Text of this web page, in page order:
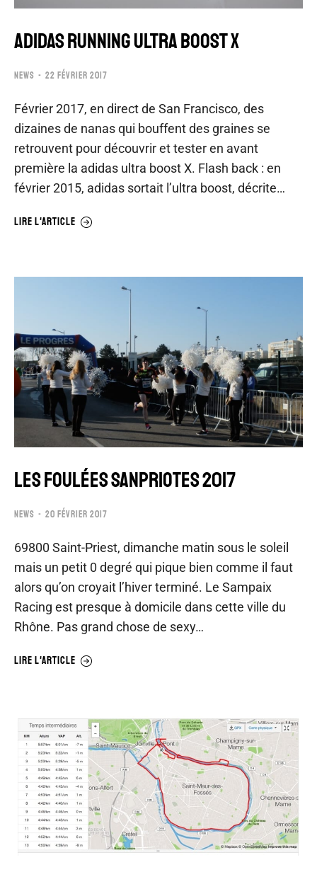
ADIDAS RUNNING ULTRA BOOST X
NEWS 22 FÉVRIER 2017
Février 2017, en direct de San Francisco, des
dizaines de nanas qui bouffent des graines se
retrouvent pour découvrir et tester en avant
première la adidas ultra boost X. Flash back : en
février 2015, adidas sortait l’ultra boost, décrite…
LIRE L'ARTICLE
LES FOULÉES SANPRIOTES 2017
NEWS 20 FÉVRIER 2017
69800 Saint-Priest, dimanche matin sous le soleil
mais un petit 0 degré qui pique bien comme il faut
alors qu’on croyait l’hiver terminé. Le Sampaix
Racing est presque à domicile dans cette ville du
Rhône. Pas grand chose de sexy…
LIRE L'ARTICLE